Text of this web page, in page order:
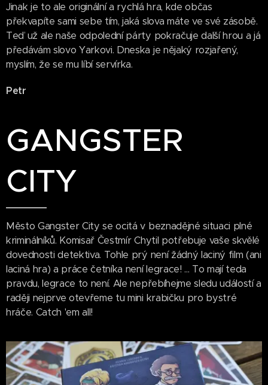
Jinak je to ale originální a rychlá hra, kde občas
překvapíte sami sebe tím, jaká slova máte ve své zásobě.
Teď už ale naše odpolední párty pokračuje další hrou a já
předávám slovo Yarkovi. Dneska je nějaký rozjařený,
myslím, že se mu líbí servírka.
Petr
GANGSTER
CITY
Město Gangster City se ocitá v beznadějné situaci plné
kriminálníků. Komisař Čestmír Chytil potřebuje vaše skvělé
dovednosti detektiva. Tohle prý není žádný laciný film (ani
laciná hra) a práce četníka není legrace! ... To mají teda
pravdu, legrace to není. Ale nepřebíhejme sledu událostí a
raději nejprve otevřeme tu mini krabičku pro bystré
hráče. Catch 'em all!